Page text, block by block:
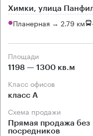
Химки, улица
Планерная → 2.79 км
Площади
1198 — 1300 кв.м
Класс офисов
класс А
Схема продажи
Прямая продажа без
посредников